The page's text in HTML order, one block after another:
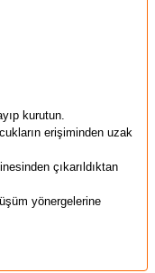
kurutun.
erişiminden uzak
çıkarıldıktan
yönergelerine